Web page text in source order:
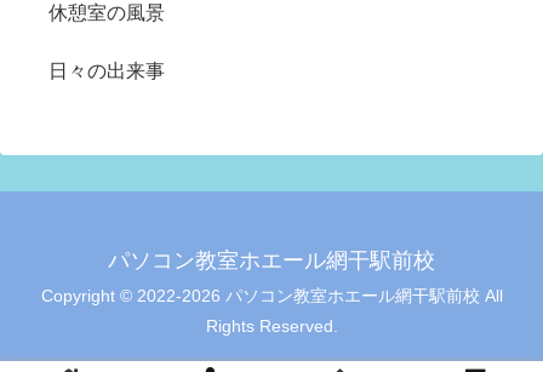
休憩室の風景
日々の出来事
パソコン教室ホエール網干駅前校
Copyright © 2022-2026 パソコン教室ホエール網干駅前校 All
Rights Reserved.